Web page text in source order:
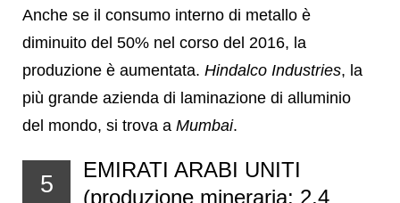
Anche se il consumo interno di metallo è
diminuito del 50% nel corso del 2016, la
produzione è aumentata. Hindalco Industries, la
più grande azienda di laminazione di alluminio
del mondo, si trova a Mumbai.
5
EMIRATI ARABI UNITI
(produzione mineraria: 2,4